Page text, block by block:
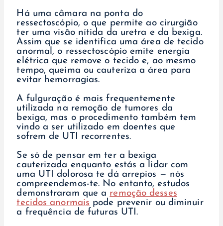
Há uma câmara na ponta do
ressectoscópio, o que permite ao cirurgião
ter uma visão nítida da uretra e da bexiga.
Assim que se identifica uma área de tecido
anormal, o ressectoscópio emite energia
elétrica que remove o tecido e, ao mesmo
tempo, queima ou cauteriza a área para
evitar hemorragias.
A fulguração é mais frequentemente
utilizada na remoção de tumores da
bexiga, mas o procedimento também tem
vindo a ser utilizado em doentes que
sofrem de UTI recorrentes.
Se só de pensar em ter a bexiga
cauterizada enquanto estás a lidar com
uma UTI dolorosa te dá arrepios — nós
compreendemos-te. No entanto, estudos
demonstraram que a remoção desses
tecidos anormais pode prevenir ou diminuir
a frequência de futuras UTI.